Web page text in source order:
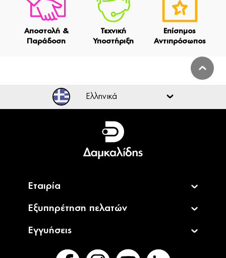
Αποστολή &
Παράδοση
Τεχνική
Υποστήριξη
Επίσημος
Αντιπρόσωπος
Ελληνικά
Ελληνικά
English
Εταιρία
Εξυπηρέτηση πελατών
Εγγυήσεις